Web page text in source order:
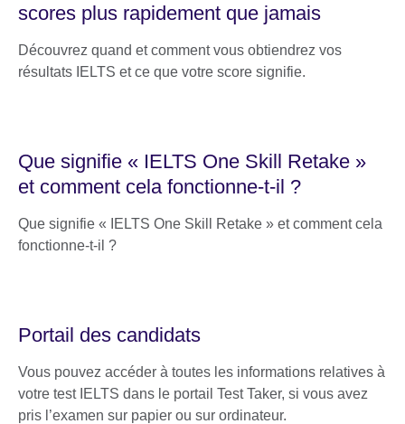
scores plus rapidement que jamais
Découvrez quand et comment vous obtiendrez vos
résultats IELTS et ce que votre score signifie.
Que signifie « IELTS One Skill Retake »
et comment cela fonctionne-t-il ?
Que signifie « IELTS One Skill Retake » et comment cela
fonctionne-t-il ?
Portail des candidats
Vous pouvez accéder à toutes les informations relatives à
votre test IELTS dans le portail Test Taker, si vous avez
pris l’examen sur papier ou sur ordinateur.